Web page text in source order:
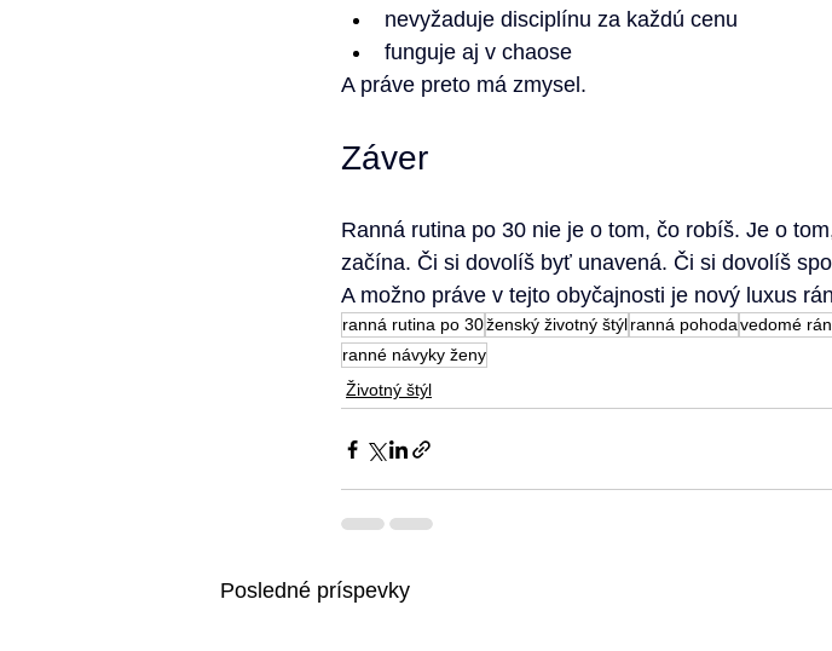
nevyžaduje disciplínu za každú cenu
funguje aj v chaose
A práve preto má zmysel.
Záver
Ranná rutina po 30 nie je o tom, čo robíš. Je o
začína. Či si dovolíš byť unavená. Či si dovolíš
A možno práve v tejto obyčajnosti je nový luxus
ranná rutina po 30ženský životný štýlranná pohodavedomé
ranné návyky ženy
Životný štýl
Posledné príspevky